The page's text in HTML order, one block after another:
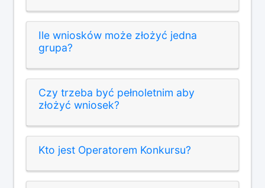
Ile wniosków może złożyć jedna
grupa?
Czy trzeba być pełnoletnim aby
złożyć wniosek?
Kto jest Operatorem Konkursu?